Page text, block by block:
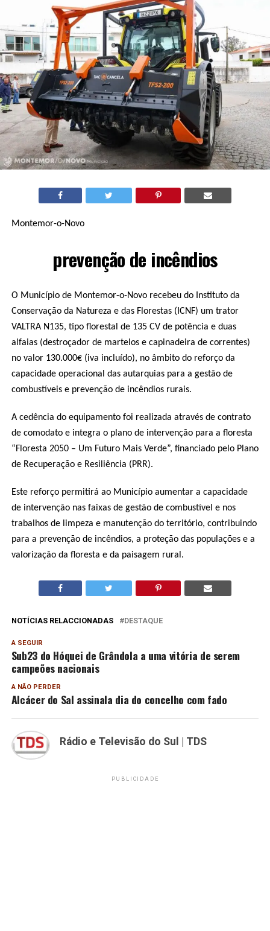
Montemor-o-Novo
prevenção de incêndios
O Município de Montemor-o-Novo recebeu do Instituto da
Conservação da Natureza e das Florestas (ICNF) um trator
VALTRA N135, tipo florestal de 135 CV de potência e duas
alfaias (destroçador de martelos e capinadeira de correntes)
no valor 130.000€ (iva incluído), no âmbito do reforço da
capacidade operacional das autarquias para a gestão de
combustíveis e prevenção de incêndios rurais.
A cedência do equipamento foi realizada através de contrato
de comodato e integra o plano de intervenção para a floresta
“Floresta 2050 – Um Futuro Mais Verde”, financiado pelo Plano
de Recuperação e Resiliência (PRR).
Este reforço permitirá ao Município aumentar a capacidade
de intervenção nas faixas de gestão de combustível e nos
trabalhos de limpeza e manutenção do território, contribuindo
para a prevenção de incêndios, a proteção das populações e a
valorização da floresta e da paisagem rural.
NOTÍCIAS RELACCIONADAS DESTAQUE
A SEGUIR
Sub23 do Hóquei de Grândola a uma vitória de serem
campeões nacionais
A NÃO PERDER
Alcácer do Sal assinala dia do concelho com fado
Rádio e Televisão do Sul | TDS
PUBLICIDADE